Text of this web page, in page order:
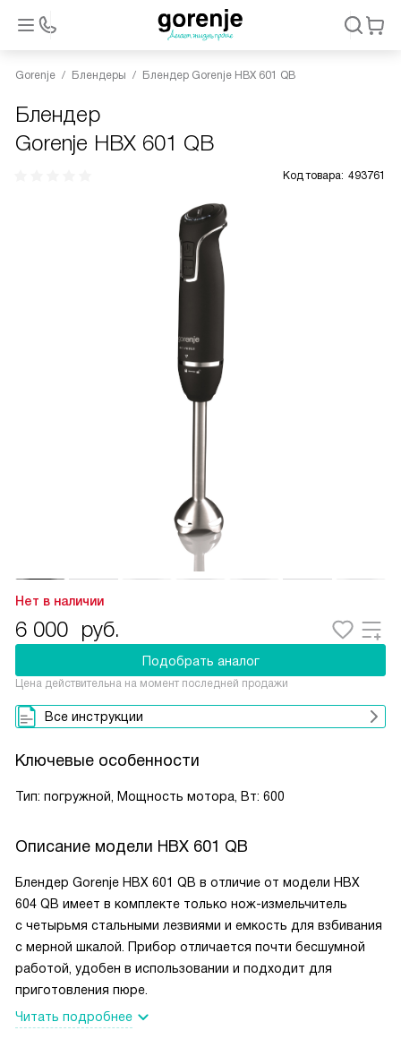
Gorenje Блендеры Блендер Gorenje HBX 601 QB
Блендер
Gorenje HBX 601 QB
Код товара: 493761
Нет в наличии
6 000 руб.
Подобрать аналог
Цена действительна на момент последней продажи
Все инструкции
Ключевые особенности
Тип: погружной, Мощность мотора, Вт: 600
Описание модели HBX 601 QB
Блендер Gorenje HBX 601 QB в отличие от модели HBX
604 QB имеет в комплекте только нож-измельчитель
с четырьмя стальными лезвиями и емкость для взбивания
с мерной шкалой. Прибор отличается почти бесшумной
работой, удобен в использовании и подходит для
приготовления пюре.
Читать подробнее